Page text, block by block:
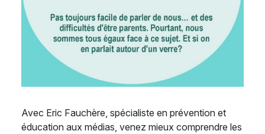
Avec Eric Fauchère, spécialiste en prévention et
éducation aux médias, venez mieux comprendre les